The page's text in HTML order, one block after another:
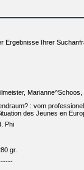
Ergebnisse Ihrer
Marianne^Schoos,
: vom
des Jeunes en
Phi
gr.